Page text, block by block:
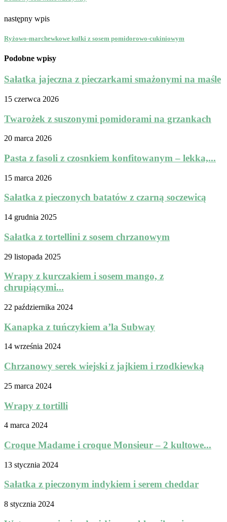
następny wpis
Ryżowo-marchewkowe kulki z sosem pomidorowo-cukiniowym
Podobne wpisy
Sałatka jajeczna z pieczarkami smażonymi na maśle
15 czerwca 2026
Twarożek z suszonymi pomidorami na grzankach
20 marca 2026
Pasta z fasoli z czosnkiem konfitowanym – lekka,...
15 marca 2026
Sałatka z pieczonych batatów z czarną soczewicą
14 grudnia 2025
Sałatka z tortellini z sosem chrzanowym
29 listopada 2025
Wrapy z kurczakiem i sosem mango, z
chrupiącymi...
22 października 2024
Kanapka z tuńczykiem a’la Subway
14 września 2024
Chrzanowy serek wiejski z jajkiem i rzodkiewką
25 marca 2024
Wrapy z tortilli
4 marca 2024
Croque Madame i croque Monsieur – 2 kultowe...
13 stycznia 2024
Sałatka z pieczonym indykiem i serem cheddar
8 stycznia 2024